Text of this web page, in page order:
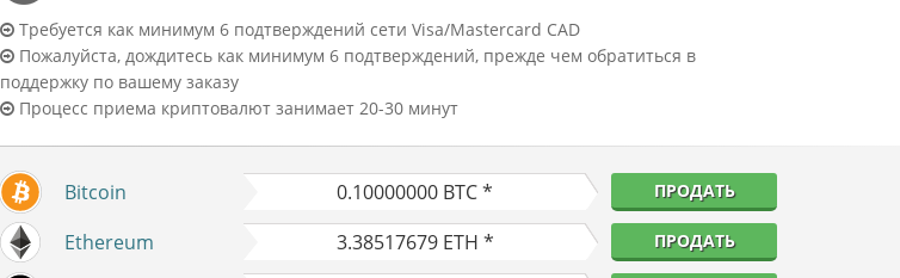
Требуется как минимум 6 подтверждений сети Visa/Mastercard CAD
Пожалуйста, дождитесь как минимум 6 подтверждений, прежде чем обратиться в
поддержку по вашему заказу
Процесс приема криптовалют занимает 20-30 минут
Bitcoin 0.10000000 BTC * ПРОДАТЬ
Ethereum 3.38517679ETH * ПРОДАТЬ